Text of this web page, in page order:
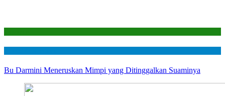
Bu Darmini Meneruskan Mimpi yang Ditinggalkan Suaminya